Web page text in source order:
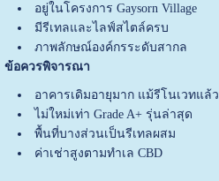
อยู่ในโครงการ Gaysorn Village
มีรีเทลและไลฟ์สไตล์ครบ
ภาพลักษณ์องค์กรระดับสากล
ข้อควรพิจารณา
อาคารเดิมอายุมาก แม้รีโนเวทแล้ว
ไม่ใหม่เท่า Grade A+ รุ่นล่าสุด
พื้นที่บางส่วนเป็นรีเทลผสม
ค่าเช่าสูงตามทำเล CBD